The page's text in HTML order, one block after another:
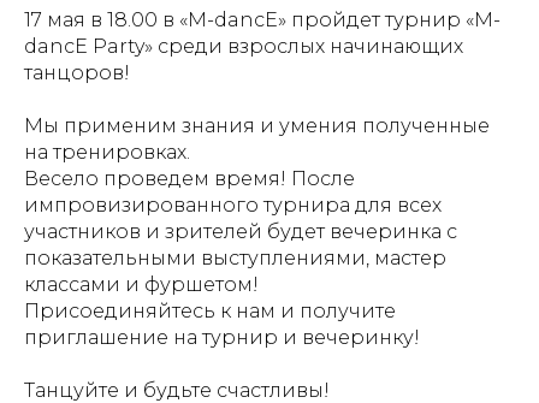
17 мая в 18.00 в «M-dancE» пройдет турнир «M-
dancE Party» среди взрослых начинающих
танцоров!
Мы применим знания и умения полученные
на тренировках.
Весело проведем время! После
импровизированного турнира для всех
участников и зрителей будет вечеринка с
показательными выступлениями, мастер
классами и фуршетом!
Присоединяйтесь к нам и получите
приглашение на турнир и вечеринку!
Танцуйте и будьте счастливы!